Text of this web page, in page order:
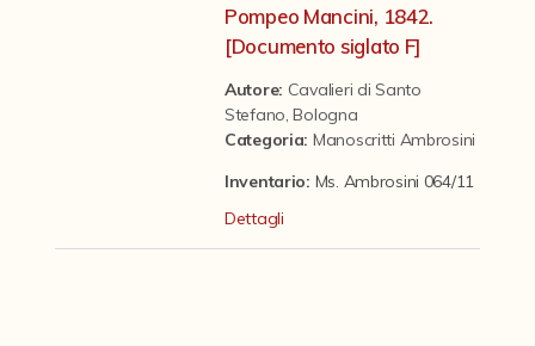
Il progetto Digital Humanities
Pompeo Mancini, 1842.
[Documento siglato F]
Autore: Cavalieri di Santo
Stefano, Bologna
Categoria: Manoscritti Ambrosini
Inventario: Ms. Ambrosini 064/11
Dettagli